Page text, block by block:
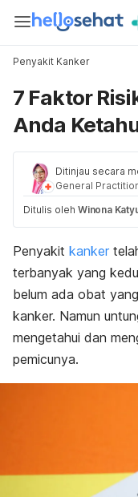
Penyakit Kanker
7 Faktor
Anda
Ditinjau secara
General
Ditulis oleh Winona
Penyakit kanker
terbanyak yang
belum ada obat
kanker. Namun
mengetahui dan
pemicunya.